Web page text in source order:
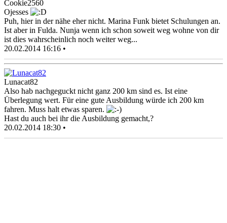
Cookie2560
Ojesses
Puh, hier in der nähe eher nicht. Marina Funk bietet Schulungen an.
Ist aber in Fulda. Nunja wenn ich schon soweit weg wohne von dir
ist dies wahrscheinlich noch weiter weg...
20.02.2014 16:16 •
Lunacat82
Also hab nachgeguckt nicht ganz 200 km sind es. Ist eine
Überlegung wert. Für eine gute Ausbildung würde ich 200 km
fahren. Muss halt etwas sparen.
Hast du auch bei ihr die Ausbildung gemacht,?
20.02.2014 18:30 •